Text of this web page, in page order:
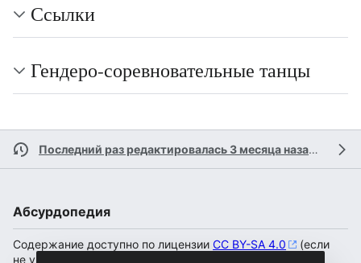
Ссылки
Гендеро-соревновательные танцы
Последний раз редактировалась 3 месяца назад
Абсурдопедия
Содержание доступно по лицензии CC BY-SA 4.0
(если
не указано иное).